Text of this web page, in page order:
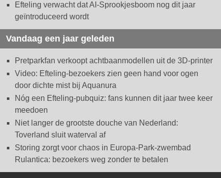
Efteling verwacht dat AI-Sprookjesboom nog dit jaar
geïntroduceerd wordt
Vandaag een jaar geleden
Pretparkfan verkoopt achtbaanmodellen uit de 3D-printer
Video: Efteling-bezoekers zien geen hand voor ogen
door dichte mist bij Aquanura
Nóg een Efteling-pubquiz: fans kunnen dit jaar twee keer
meedoen
Niet langer de grootste douche van Nederland:
Toverland sluit waterval af
Storing zorgt voor chaos in Europa-Park-zwembad
Rulantica: bezoekers weg zonder te betalen